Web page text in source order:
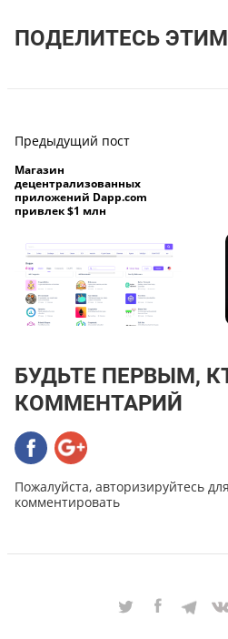
ПОДЕЛИТЕСЬ
Предыдущий пост
Магазин
децентрализованных
приложений Dapp.com
привлек $1 млн
БУДЬТЕ ПЕРВЫМ,
КОММЕНТАРИЙ
Пожалуйста, авторизируйтесь
комментировать